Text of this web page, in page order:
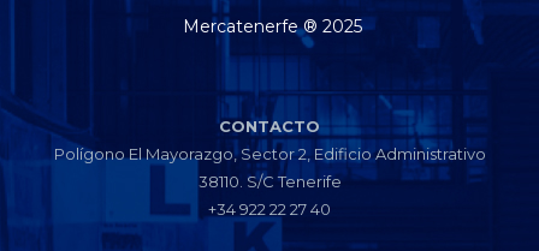
Mercatenerfe ® 2025
CONTACTO
Polígono El Mayorazgo, Sector 2, Edificio Administrativo
38110. S/C Tenerife
+34 922 22 27 40